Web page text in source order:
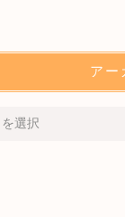
アー